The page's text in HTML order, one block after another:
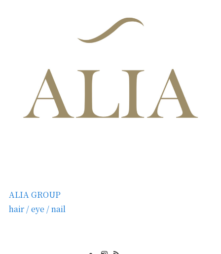
ALIA GROUP
hair / eye / nail